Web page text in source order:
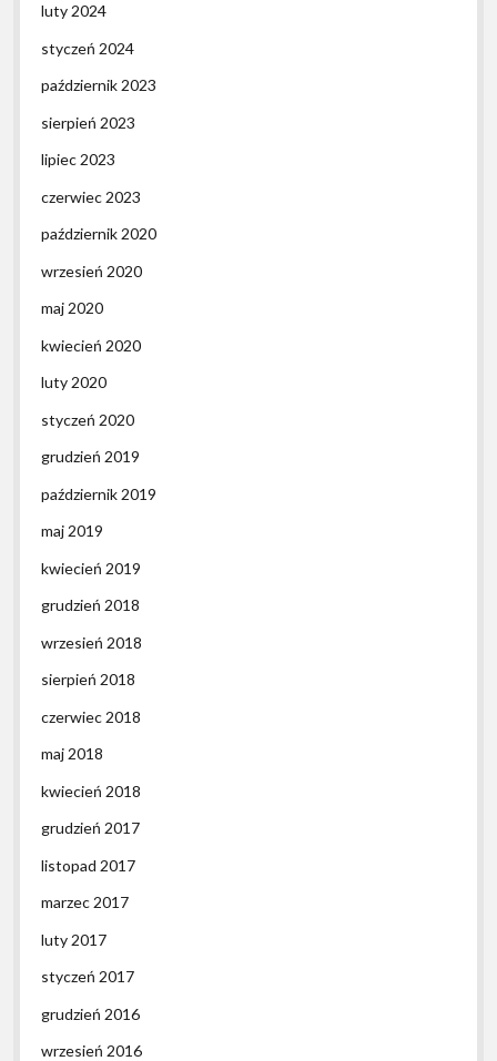
luty 2024
styczeń 2024
październik 2023
sierpień 2023
lipiec 2023
czerwiec 2023
październik 2020
wrzesień 2020
maj 2020
kwiecień 2020
luty 2020
styczeń 2020
grudzień 2019
październik 2019
maj 2019
kwiecień 2019
grudzień 2018
wrzesień 2018
sierpień 2018
czerwiec 2018
maj 2018
kwiecień 2018
grudzień 2017
listopad 2017
marzec 2017
luty 2017
styczeń 2017
grudzień 2016
wrzesień 2016